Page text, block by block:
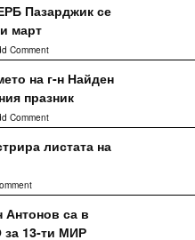
Пазарджик се
март
Comment
на г-н Найден
празник
Comment
листата на
са в
за 13-ти МИР